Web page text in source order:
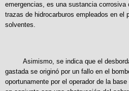
emergencias, es una sustancia
trazas de hidrocarburos empleados en el
solventes.
Asimismo, se indica que el
gastada se originó por un fallo en el
oportunamente por el operador de la